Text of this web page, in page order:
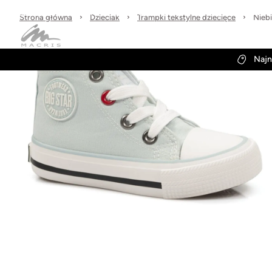
30 dni na zwrot Wysyłka w 24h
Strona główna Dzieciak Trampki tekstylne dziecięce